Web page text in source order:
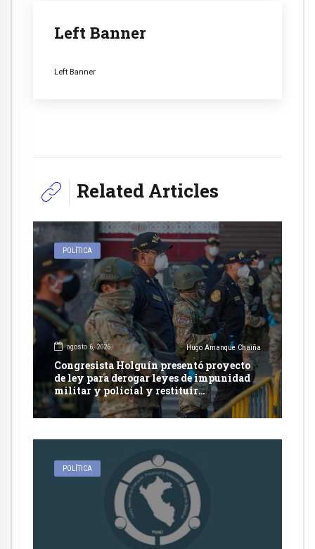
Left Banner
Left Banner
Related Articles
POLÍTICA
agosto 6, 2026 Hugo Amanque Chaiña
Congresista Holguín presentó proyecto
de ley para derogar leyes de impunidad
militar y policial y restituir
competencia de justicia ordinaria
POLÍTICA